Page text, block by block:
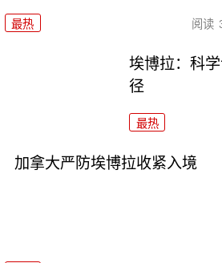
最热 阅读
埃博拉：科
径
最热
加拿大严防埃博拉收紧入境